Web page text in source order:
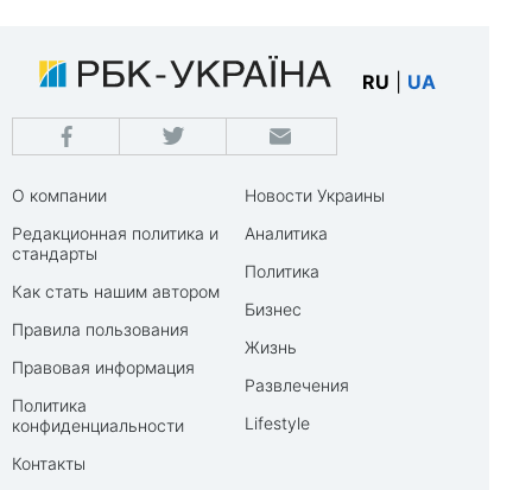
RU UA
О компании
Редакционная политика и
стандарты
Как стать нашим автором
Правила пользования
Правовая информация
Политика
конфиденциальности
Контакты
Новости Украины
Аналитика
Политика
Бизнес
Жизнь
Развлечения
Lifestyle